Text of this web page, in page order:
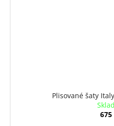
Plisované šaty
675